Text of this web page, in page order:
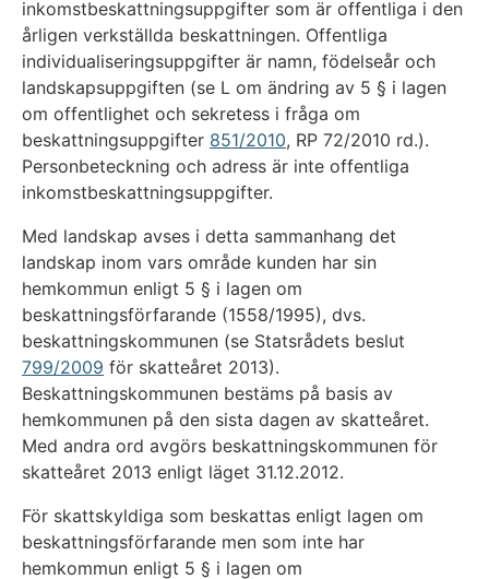
inkomstbeskattningsuppgifter som är offentliga i den
årligen verkställda beskattningen. Offentliga
individualiseringsuppgifter är namn, födelseår och
landskapsuppgiften (se L om ändring av 5 § i lagen
om offentlighet och sekretess i fråga om
beskattningsuppgifter 851/2010, RP 72/2010 rd.).
Personbeteckning och adress är inte offentliga
inkomstbeskattningsuppgifter.
Med landskap avses i detta sammanhang det
landskap inom vars område kunden har sin
hemkommun enligt 5 § i lagen om
beskattningsförfarande (1558/1995), dvs.
beskattningskommunen (se Statsrådets beslut
799/2009 för skatteåret 2013).
Beskattningskommunen bestäms på basis av
hemkommunen på den sista dagen av skatteåret.
Med andra ord avgörs beskattningskommunen för
skatteåret 2013 enligt läget 31.12.2012.
För skattskyldiga som beskattas enligt lagen om
beskattningsförfarande men som inte har
hemkommun enligt 5 § i lagen om